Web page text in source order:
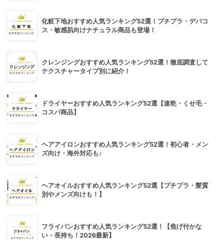
化粧下地おすすめ人気ランキング52選！プチプラ・デパコ
ス・敏感肌向けナチュラル商品も登場！
クレンジングおすすめ人気ランキング52選！徹底調査して
テクスチャータイプ別に紹介！
ドライヤーおすすめ人気ランキング52選【速乾・くせ毛・
コスパ商品】
ヘアアイロンおすすめ人気ランキング52選！初心者・メン
ズ向け・海外対応も♪
ヘアオイルおすすめ人気ランキング52選【プチプラ・髪質
別やメンズ向けも！】
フライパンおすすめ人気ランキング52選！【焦げ付かな
い・長持ち！2026最新】